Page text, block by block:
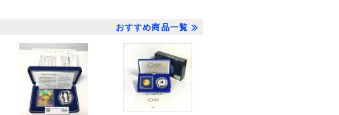
おすすめ商品一覧